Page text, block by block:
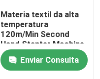
Materia textil da alta
temperatura
120m/Min Second
Hand Stenter Machine
para las telas del paño
grueso y suave
Enviar Consulta